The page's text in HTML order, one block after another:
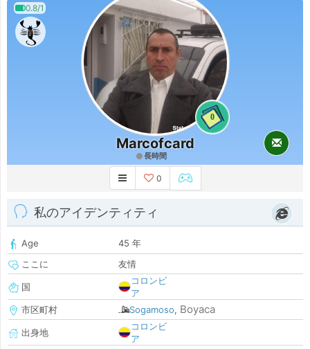
0.8/1
0
Marcofcard
長時間
0
私のアイデンティティ
Age
45 年
ここに
友情
国
コロンビ
ア
市区町村
Sogamoso, Boyaca
出身地
コロンビ
ア